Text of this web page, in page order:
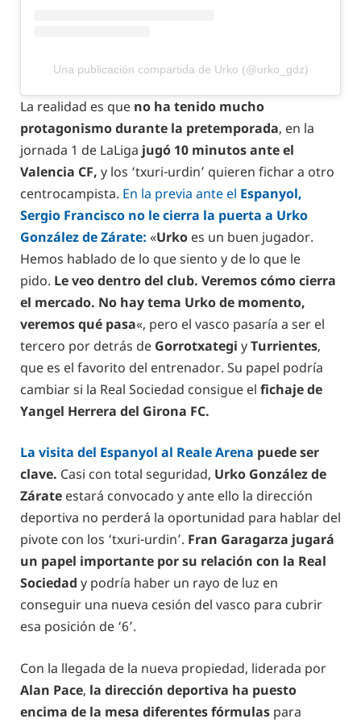
Una publicación compartida de Urko (@urko_gdz)
La realidad es que no ha tenido mucho
protagonismo durante la pretemporada, en la
jornada 1 de LaLiga jugó 10 minutos ante el
Valencia CF, y los ‘txuri-urdin’ quieren fichar a otro
centrocampista. En la previa ante el Espanyol,
Sergio Francisco no le cierra la puerta a Urko
González de Zárate: «Urko es un buen jugador.
Hemos hablado de lo que siento y de lo que le
pido. Le veo dentro del club. Veremos cómo cierra
el mercado. No hay tema Urko de momento,
veremos qué pasa«, pero el vasco pasaría a ser el
tercero por detrás de Gorrotxategi yTurrientes,
que es el favorito del entrenador. Su papel podría
cambiar si la Real Sociedad consigue el fichaje de
Yangel Herrera del Girona FC.
La visita del Espanyol al Reale Arena puede ser
clave. Casi con total seguridad, Urko González de
Zárate estará convocado y ante ello la dirección
deportiva no perderá la oportunidad para hablar del
pivote con los ‘txuri-urdin’. Fran Garagarza jugará
un papel importante por su relación con la Real
Sociedad y podría haber un rayo de luz en
conseguir una nueva cesión del vasco para cubrir
esa posición de ‘6’.
Con la llegada de la nueva propiedad, liderada por
Alan Pace, la dirección deportiva ha puesto
encima de la mesa diferentes fórmulas para